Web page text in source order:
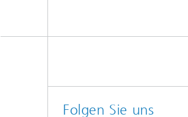
Folgen Sie uns